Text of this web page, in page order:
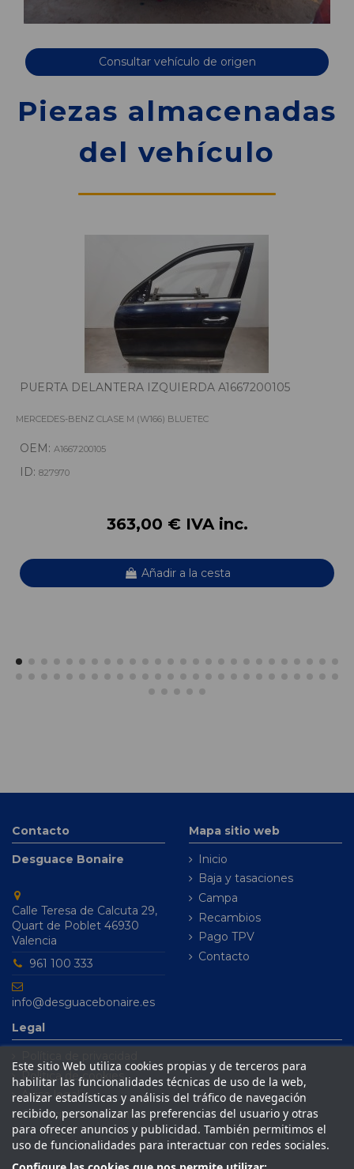
Consultar vehículo de origen
Piezas almacenadas
del vehículo
PUERTA DELANTERA IZQUIERDA A1667200105
MERCEDES-BENZ CLASE M (W166) BLUETEC
OEM: A1667200105
ID: 827970
363,00 € IVA inc.
Añadir a la cesta
Contacto
Desguace Bonaire
Calle Teresa de Calcuta 29,
Quart de Poblet 46930
Valencia
961 100 333
info@desguacebonaire.es
Mapa sitio web
Inicio
Baja y tasaciones
Campa
Recambios
Pago TPV
Contacto
Legal
Política de cookies
Aviso legal
Condiciones de venta
Este sitio Web utiliza cookies propias y de terceros para
habilitar las funcionalidades técnicas de uso de la web,
realizar estadísticas y análisis del tráfico de navegación
recibido, personalizar las preferencias del usuario y otras
para ofrecer anuncios y publicidad. También permitimos el
uso de funcionalidades para interactuar con redes sociales.